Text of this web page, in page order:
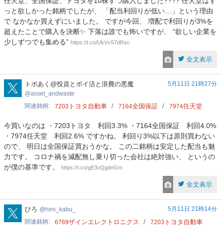
っと欲しかった銘柄でしたが、 「配当利回りが低い…」という理由
で なかなか買えずにいました。 ですが今回、 増配で利回りが3%を
超えたことで購入を決断✨ 下落は誰でも怖いですが、 “欲しい企業を
少しずつでも集める” https://t.co/UkVvS7dRsc
全文表示
asset_andwaste
トポあく@投資とポイ活と浪費の悪魔
asset_andwaste
5月11日 21時27分
関連銘柄 7203 トヨタ自動車 7164全国保証 7974任天堂
今買いなのは ・7203トヨタ 利回3.3% ・7164全国保証 利回4.0%
・7974任天堂 利回2.6% ですかね。 利回り3%以下は原則買わない
ので、 明日は全国保証買おうかな。 この二銘柄は安定した配当も魅
力です。 コロナ禍を減配無し乗り切った会社は絶対強い、 というの
が僕の基準です。
https://t.co/gE3vQgdnGm
全文表示
hiro_kabu_
ひろ hiro_kabu_
5月11日 21時14分
関連銘柄
6769ザインエレクトロニクス 7203 トヨタ自動車